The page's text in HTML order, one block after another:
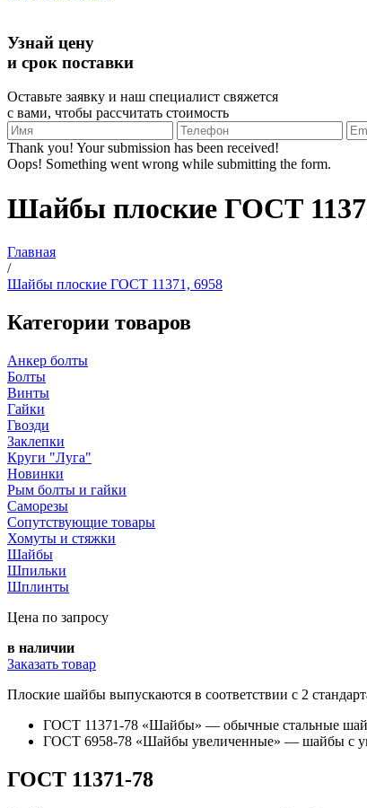
Узнай цену
и срок поставки
Оставьте заявку и наш специалист свяжется
с вами, чтобы рассчитать стоимость
Thank you! Your submission has been received!
Oops! Something went wrong while submitting the form.
Шайбы плоские ГОСТ
Главная
/
Шайбы плоские ГОСТ 11371, 6958
Категории товаров
Анкер болты
Болты
Винты
Гайки
Гвозди
Заклепки
Круги "Луга"
Новинки
Рым болты и гайки
Саморезы
Сопутствующие товары
Хомуты и стяжки
Шайбы
Шпильки
Шплинты
Цена по запросу
в наличии
Заказать товар
Плоские шайбы выпускаются в соответствии с 2
ГОСТ 11371-78 «Шайбы» — обычные стальные
ГОСТ 6958-78 «Шайбы увеличенные» — шайбы с
ГОСТ 11371-78